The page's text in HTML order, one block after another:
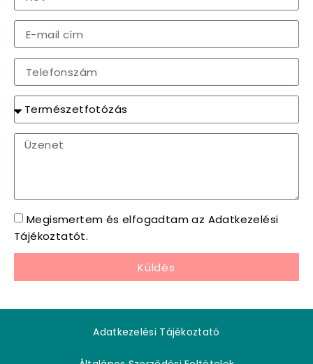
Megismertem és elfogadtam az Adatkezelési
Tájékoztatót.
Küldés
Adatkezelési Tájékoztató